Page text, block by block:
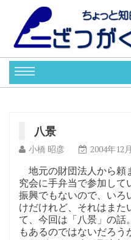
八景
小橋 昭彦 2004年12
地元の財団法人から頼
究会に手弁当で参加し
振興でもないので、いろ
けだけれど、それはまた
て、今回は「八景」の話
もあるのではないだろ